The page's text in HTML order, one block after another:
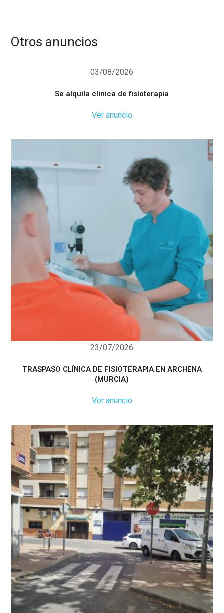
Otros anuncios
03/08/2026
Se alquila clinica de fisioterapia
Ver anuncio
23/07/2026
TRASPASO CLÍNICA DE FISIOTERAPIA EN ARCHENA
(MURCIA)
Ver anuncio